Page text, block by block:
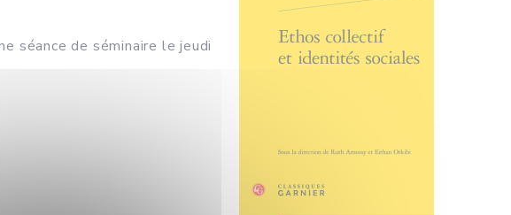
séance de séminaire le jeudi